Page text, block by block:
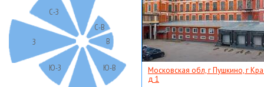
С-В
В
Ю-В
Ю-З
З
С-З
Московская обл, г Пушкино, г
д 1